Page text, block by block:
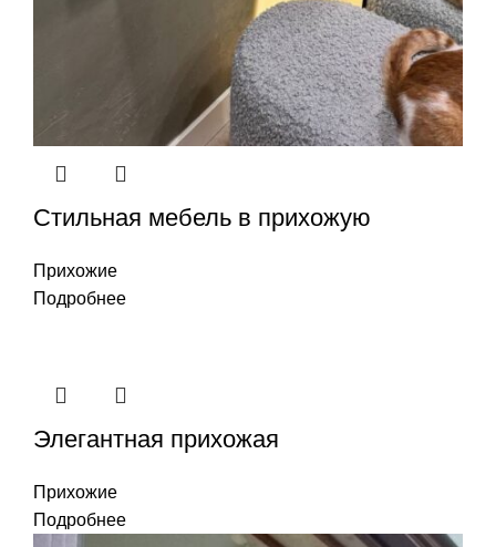
Стильная мебель в прихожую
Прихожие
Подробнее
Элегантная прихожая
Прихожие
Подробнее